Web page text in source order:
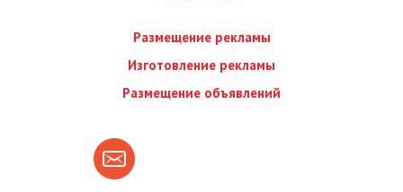
Размещение рекламы
Изготовление рекламы
Размещение объявлений